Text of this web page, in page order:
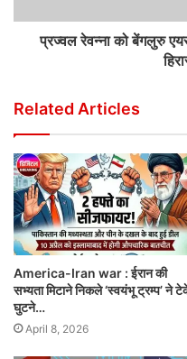
प्रज्वल रेवन्ना को बेंगलुरु
Related Articles
America-Iran war : ईरान की
सभ्यता मिटाने निकले ‘स्वयंभू ट्रम्प’ ने
घुटने…
April 8, 2026